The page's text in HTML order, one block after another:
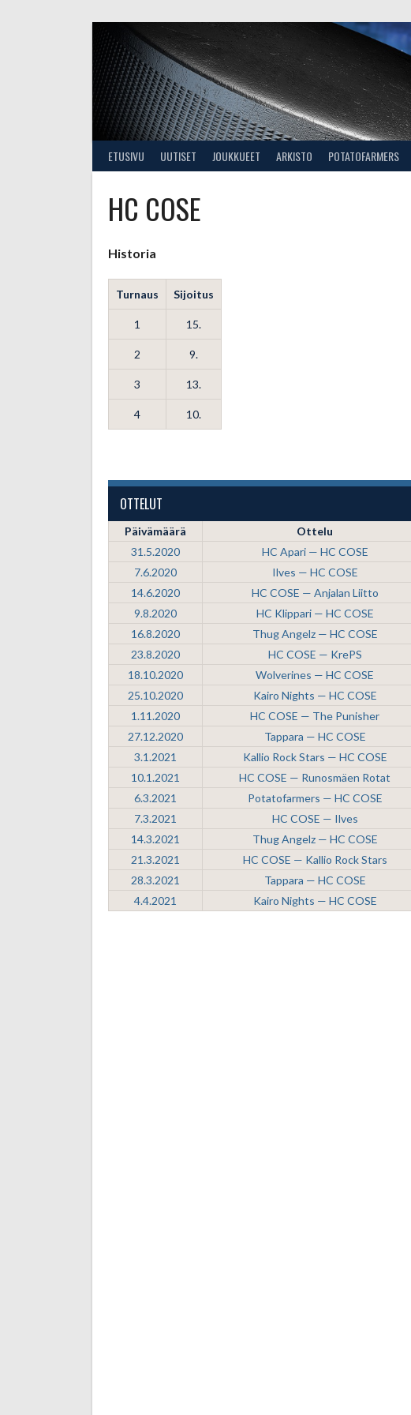
ETUSIVU UUTISET JOUKKUEET ARKISTO POTATOFARMERS
HC COSE
Historia
Turnaus Sijoitus
1 15.
2 9.
3 13.
4 10.
OTTELUT
Päivämäärä Ottelu
31.5.2020
HC Apari — HC COSE
7.6.2020
Ilves — HC COSE
14.6.2020
HC COSE — Anjalan Liitto
9.8.2020
HC Klippari — HC COSE
16.8.2020
Thug Angelz — HC COSE
23.8.2020
HC COSE — KrePS
18.10.2020
Wolverines — HC COSE
25.10.2020
Kairo Nights — HC COSE
1.11.2020
HC COSE — The Punisher
27.12.2020
Tappara — HC COSE
3.1.2021
Kallio Rock Stars — HC COSE
10.1.2021
HC COSE — Runosmäen Rotat
6.3.2021
Potatofarmers — HC COSE
7.3.2021
HC COSE — Ilves
14.3.2021
Thug Angelz — HC COSE
21.3.2021
HC COSE — Kallio Rock Stars
28.3.2021
Tappara — HC COSE
4.4.2021
Kairo Nights — HC COSE